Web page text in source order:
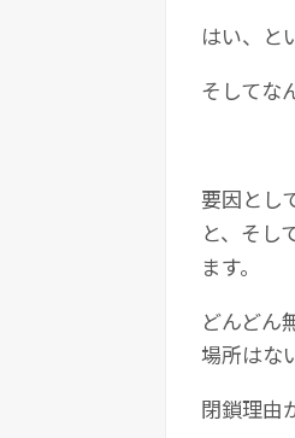
はい、と
そしてな
要因とし
と、そし
ます。
どんどん
場所はな
閉鎖理由